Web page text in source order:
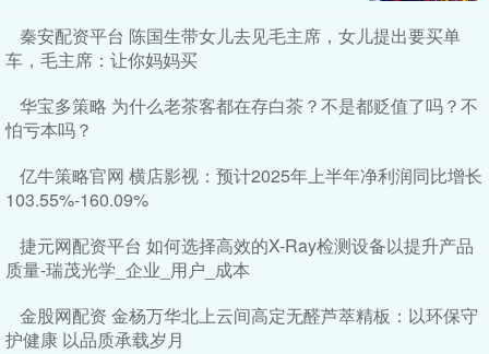
秦安配资平台 陈国生带女儿去见毛主席，女儿提出要买单
车，毛主席：让你妈妈买
华宝多策略 为什么老茶客都在存白茶？不是都贬值了吗？不
怕亏本吗？
亿牛策略官网 横店影视：预计2025年上半年净利润同比增长
103.55%-160.09%
捷元网配资平台 如何选择高效的X-Ray检测设备以提升产品
质量-瑞茂光学_企业_用户_成本
金股网配资 金杨万华北上云间高定无醛芦萃精板：以环保守
护健康 以品质承载岁月